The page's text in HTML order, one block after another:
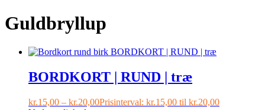
Guldbryllup
BORDKORT | RUND | træ
kr.15,00 – kr.20,00Prisinterval: kr.15,00 til kr.20,00